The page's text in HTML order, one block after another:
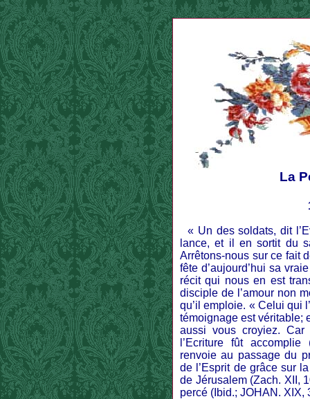
La
« Un des soldats, dit
lance, et il en sortit du
Arrêtons-nous sur ce fait
fête d’aujourd’hui sa
récit qui nous en est
disciple de l’amour non
qu’il emploie. « Celui qui
témoignage est véritable;
aussi vous croyiez.
l’Ecriture fût
renvoie au passage du
de l’Esprit de grâce sur
de Jérusalem (Zach. XII,
percé (Ibid.; JOHAN. XIX,